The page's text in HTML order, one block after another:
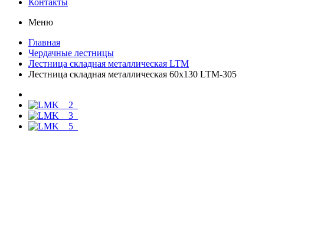
Контакты
Меню
Главная
Чердачные лестницы
Лестница складная металлическая LTM
Лестница складная металлическая 60х130 LTM-305